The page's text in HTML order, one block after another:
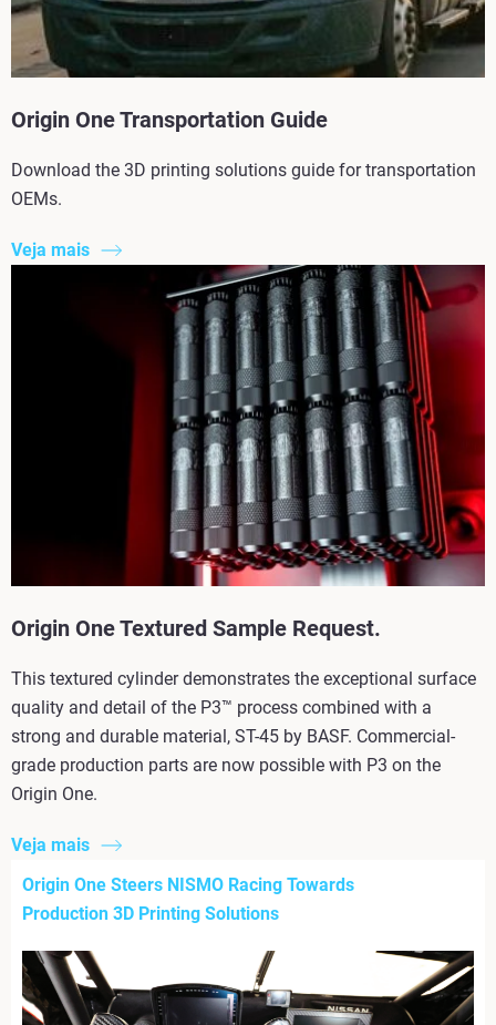
Origin One Transportation Guide
Download the 3D printing solutions guide for transportation
OEMs.
Veja mais
Origin One Textured Sample Request.
This textured cylinder demonstrates the exceptional surface
quality and detail of the P3™ process combined with a
strong and durable material, ST-45 by BASF. Commercial-
grade production parts are now possible with P3 on the
Origin One.
Veja mais
Origin One Steers NISMO Racing Towards
Production 3D Printing Solutions